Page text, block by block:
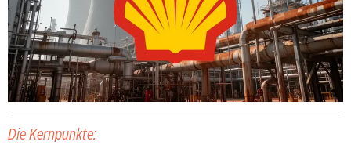
Die Kernpunkte: